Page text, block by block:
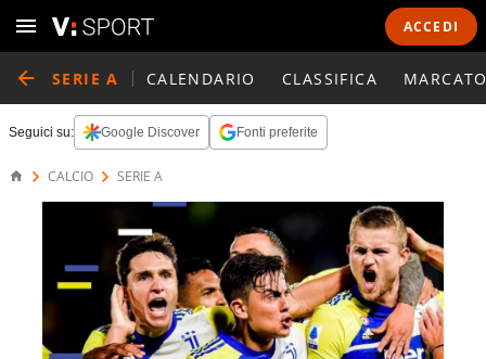
ACCEDI
SERIE A CALENDARIO CLASSIFICA
Seguici su: Google Discover Fonti preferite
CALCIO SERIE A